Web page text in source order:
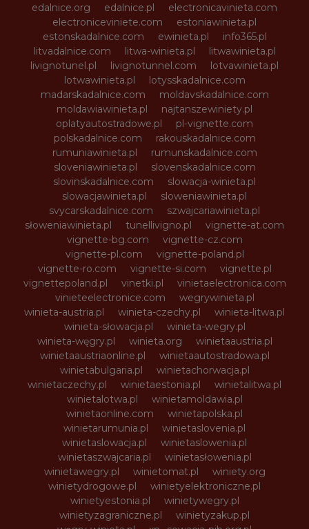
edalnice.org
edalnice.pl
electronicavinieta.com
electroniceviniete.com
estoniawinieta.pl
estonskadalnice.com
ewinieta.pl
info365.pl
litvadalnice.com
litwa-winieta.pl
litwawinieta.pl
livignotunel.pl
livignotunnel.com
lotvawinieta.pl
lotwawinieta.pl
lotysskadalnice.com
madarskadalnice.com
moldavskadalnice.com
moldawiawinieta.pl
najtanszewiniety.pl
oplatyautostradowe.pl
pl-vignette.com
polskadalnice.com
rakouskadalnice.com
rumuniawinieta.pl
rumunskadalnice.com
sloveniawinieta.pl
slovenskadalnice.com
slovinskadalnice.com
slowacja-winieta.pl
slowacjawinieta.pl
sloweniawinieta.pl
svycarskadalnice.com
szwajcariawinieta.pl
słoweniawinieta.pl
tunellivigno.pl
vignette-at.com
vignette-bg.com
vignette-cz.com
vignette-pl.com
vignette-poland.pl
vignette-ro.com
vignette-si.com
vignette.pl
vignettepoland.pl
vinetki.pl
vinietaelectronica.com
vinieteelectronice.com
wegrywinieta.pl
winieta-austria.pl
winieta-czechy.pl
winieta-litwa.pl
winieta-słowacja.pl
winieta-wegry.pl
winieta-węgry.pl
winieta.org
winietaaustria.pl
winietaaustriaonline.pl
winietaautostradowa.pl
winietabulgaria.pl
winietachorwacja.pl
winietaczechy.pl
winietaestonia.pl
winietalitwa.pl
winietalotwa.pl
winietamoldawia.pl
winietaonline.com
winietapolska.pl
winietarumunia.pl
winietaslovenia.pl
winietaslowacja.pl
winietaslowenia.pl
winietaszwajcaria.pl
winietasłowenia.pl
winietawegry.pl
winietomat.pl
winiety.org
winietydrogowe.pl
winietyelektroniczne.pl
winietyestonia.pl
winietywegry.pl
winietyzagraniczne.pl
winietyzakup.pl